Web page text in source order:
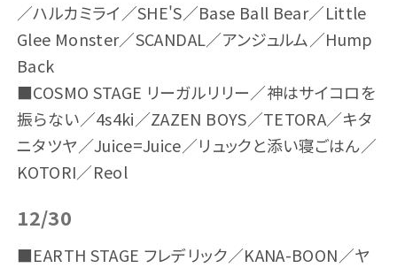
／ハルカミライ／SHE'S／Base Ball Bear／Little
Glee Monster／SCANDAL／アンジュルム／Hump
Back
■COSMO STAGE リーガルリリー／神はサイコロを
振らない／4s4ki／ZAZEN BOYS／TETORA／キタ
ニタツヤ／Juice=Juice／リュックと添い寝ごはん／
KOTORI／Reol
12/30
■EARTH STAGE フレデリック／KANA-BOON／ヤ